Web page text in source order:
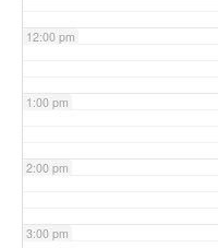
12:00 pm
1:00 pm
2:00 pm
3:00 pm